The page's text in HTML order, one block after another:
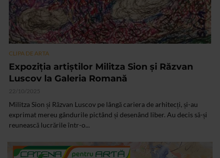
CLIPA DE ARTA
Expoziția artiștilor Militza Sion și Răzvan
Luscov la Galeria Romană
22/10/2025
Militza Sion și Răzvan Luscov pe lângă cariera de arhitecți, și-au
exprimat mereu gândurile pictând și desenând liber. Au decis să-și
reunească lucrările într-o...